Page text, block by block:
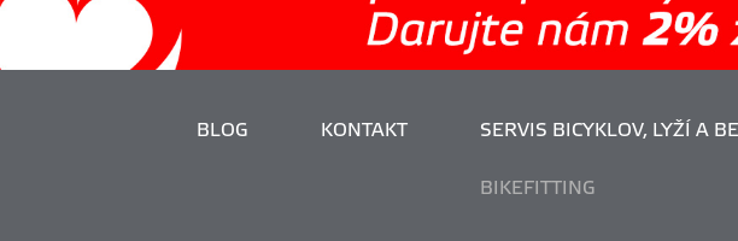
BLOG KONTAKT SERVIS BICYKLOV, LYŽÍ A
BIKEFITTING